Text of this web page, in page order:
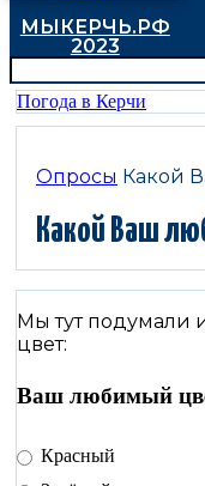
МЫКЕРЧЬ.РФ
2023
Погода в Керчи
Опросы Какой
Какой Ваш
Мы тут подумали
цвет:
Ваш любимый
Красный